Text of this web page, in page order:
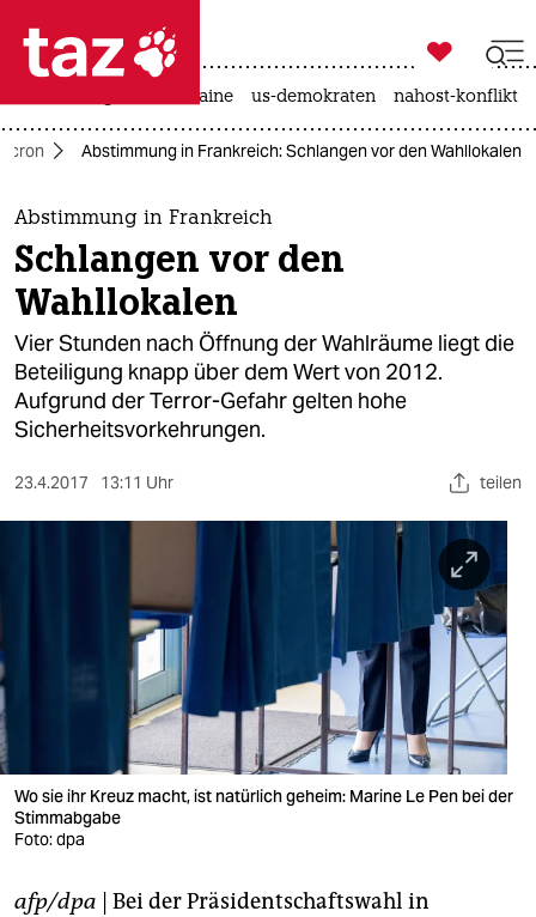
 taz zahl ich
taz zahl ich
themen
politik
öko
gesellschaft
kultur
sport
veranstaltungen
shop
fragen & hilfe

taz zahl ich
krieg in der ukraine us-demokraten nahost-konflikt
Abstimmung in Frankreich: Schlangen vor den Wahllokalen
Abstimmung in Frankreich
Schlangen vor den
Wahllokalen
Vier Stunden nach Öffnung der Wahlräume liegt die
Beteiligung knapp über dem Wert von 2012.
Aufgrund der Terror-Gefahr gelten hohe
Sicherheitsvorkehrungen.
23.4.2017 13:11 Uhr teilen
Wo sie ihr Kreuz macht, ist natürlich geheim: Marine Le Pen bei der
Stimmabgabe
Foto: dpa
afp/dpa | Bei der Präsidentschaftswahl in